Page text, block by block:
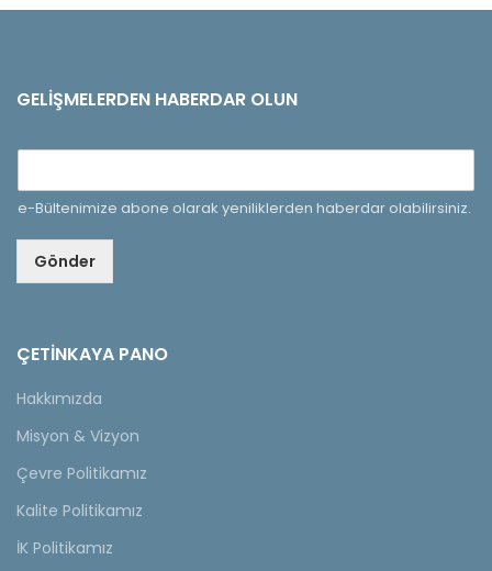
GELIŞMELERDEN HABERDAR OLUN
e-Bültenimize abone olarak yeniliklerden haberdar olabilirsiniz.
Gönder
ÇETINKAYA PANO
Hakkımızda
Misyon & Vizyon
Çevre Politikamız
Kalite Politikamız
İK Politikamız